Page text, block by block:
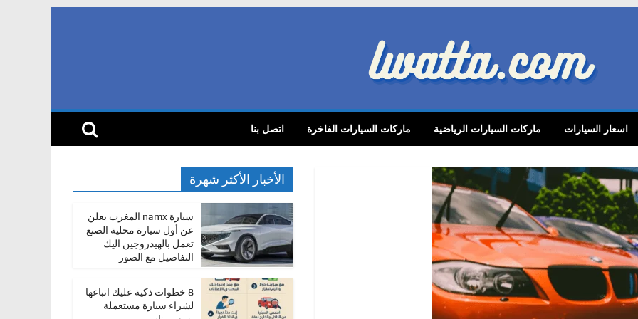
اسعار السيارات ماركات السيارات الرياضية ماركات السيارات الفاخرة اتصل بنا
الأخبار الأكثر شهرة
سيارة namx المغرب يعلن
عن أول سيارة محلية الصنع
تعمل بالهيدروجين اليك
التفاصيل مع الصور
8 خطوات ذكية عليك اتباعها
لشراء سيارة مستعملة